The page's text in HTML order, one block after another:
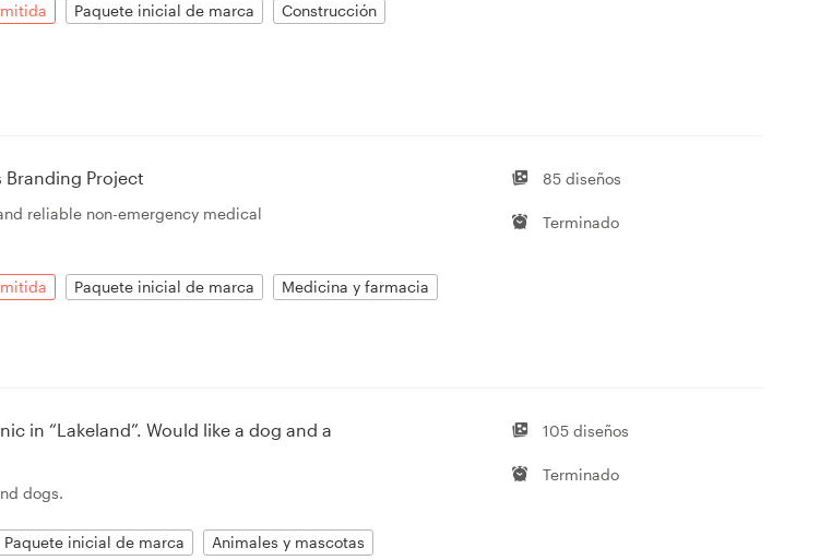
Paquete inicial de marca Construcción
Branding Project
reliable non-emergency medical
Paquete inicial de marca Medicina y farmacia
85 diseños
Terminado
in “Lakeland”. Would like a dog and a
dogs.
Paquete inicial de marca Animales y mascotas
105 diseños
Terminado